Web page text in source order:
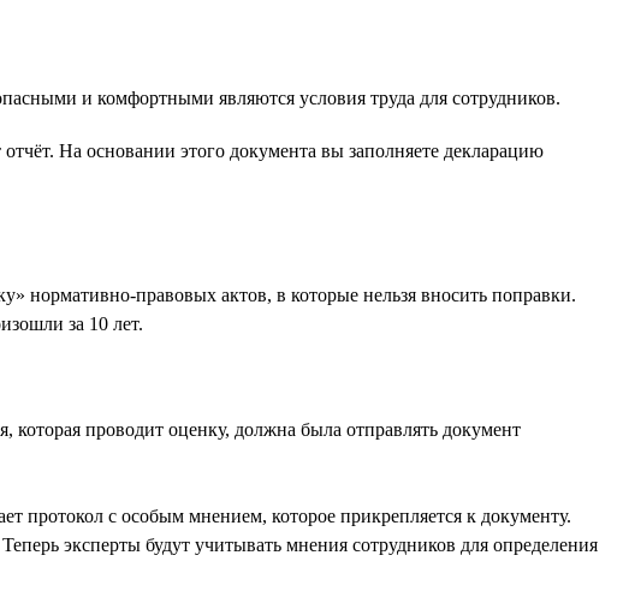
и комфортными являются условия труда для сотрудников.
На основании этого документа вы заполняете декларацию
нормативно-правовых актов, в которые нельзя вносить поправки.
за 10 лет.
проводит оценку, должна была отправлять документ
протокол с особым мнением, которое прикрепляется к документу.
эксперты будут учитывать мнения сотрудников для определения